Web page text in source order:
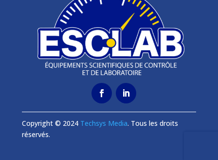
Copyright © 2024 Techsys Media. Tous les droits
réservés.